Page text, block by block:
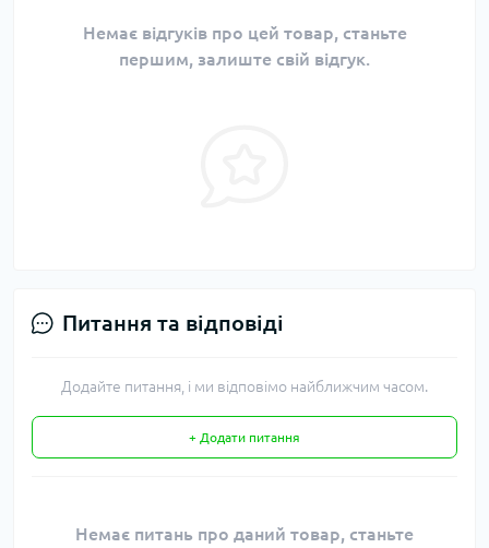
Немає відгуків про цей товар, станьте
першим, залиште свій відгук.
Питання та відповіді
Додайте питання, і ми відповімо найближчим часом.
+ Додати питання
Немає питань про даний товар, станьте